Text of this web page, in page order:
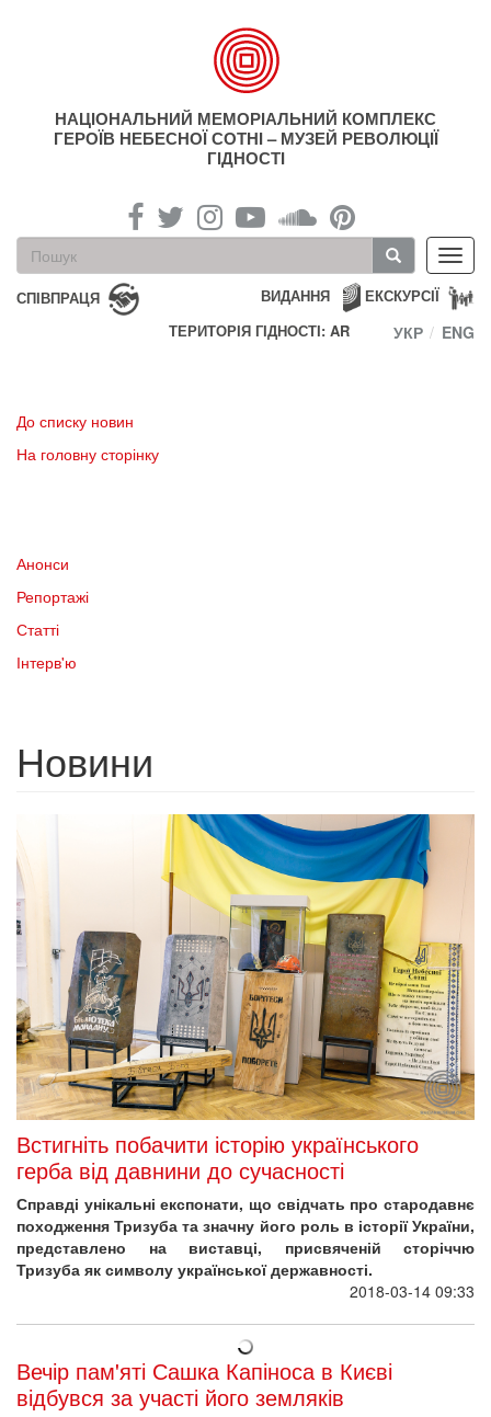
НАЦІОНАЛЬНИЙ МЕМОРІАЛЬНИЙ КОМПЛЕКС
ГЕРОЇВ НЕБЕСНОЇ СОТНІ – МУЗЕЙ РЕВОЛЮЦІЇ
ГІДНОСТІ
Пошукова
форма
Пошук
СПІВПРАЦЯ ЕКСКУРСІЇ
ВИДАННЯ
ТЕРИТОРІЯ ГІДНОСТІ: AR
УКР ENG
До списку новин
На головну сторінку
Анонси
Репортажі
Статті
Інтерв'ю
Новини
Встигніть побачити історію українського
герба від давнини до сучасності
Справді унікальні експонати, що свідчать про стародавнє
походження Тризуба та значну його роль в історії України,
представлено на виставці, присвяченій сторіччю
Тризуба як символу української державності.
2018-03-14 09:33
Вечір пам'яті Сашка Капіноса в Києві
відбувся за участі його земляків